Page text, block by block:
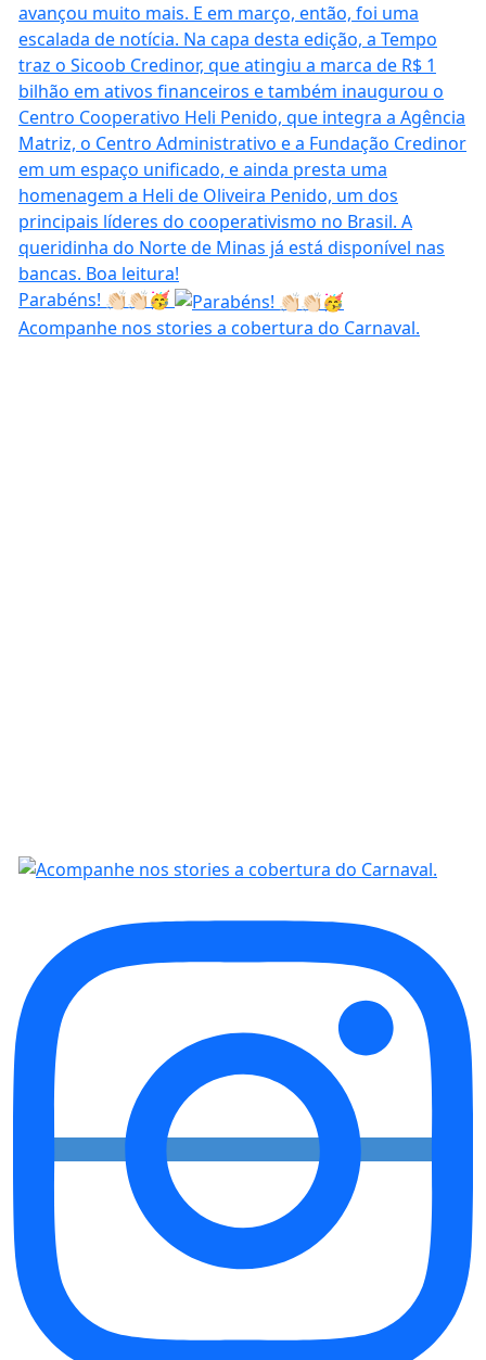
Parabéns! 👏🏻👏🏻🥳
Acompanhe nos stories a cobertura do Carnaval.